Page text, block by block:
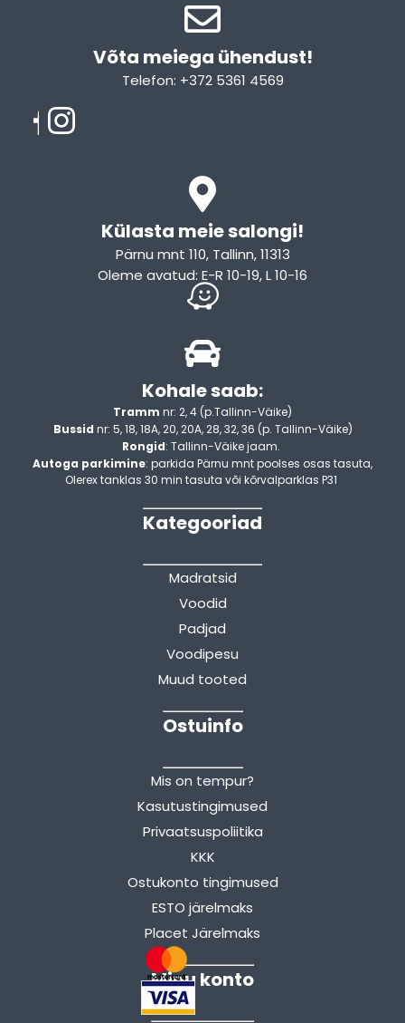
Võta meiega ühendust!​
Telefon: +372 5361 4569
Külasta meie salongi!
Pärnu mnt 110, Tallinn, 11313
Oleme avatud: E-R 10-19, L 10-16
Kohale saab:
Tramm nr: 2, 4 (p.Tallinn-Väike)
Bussid nr: 5, 18, 18A, 20, 20A, 28, 32, 36 (p. Tallinn-Väike)
Rongid: Tallinn-Väike jaam.
Autoga parkimine: parkida Pärnu mnt poolses osas tasuta,
Olerex tanklas 30 min tasuta või kõrvalparklas P31
Kategooriad
Madratsid
Voodid
Padjad
Voodipesu
Muud tooted
Ostuinfo
Mis on tempur?
Kasutustingimused
Privaatsuspoliitika
KKK
Ostukonto tingimused
ESTO järelmaks
Placet Järelmaks
Minu konto